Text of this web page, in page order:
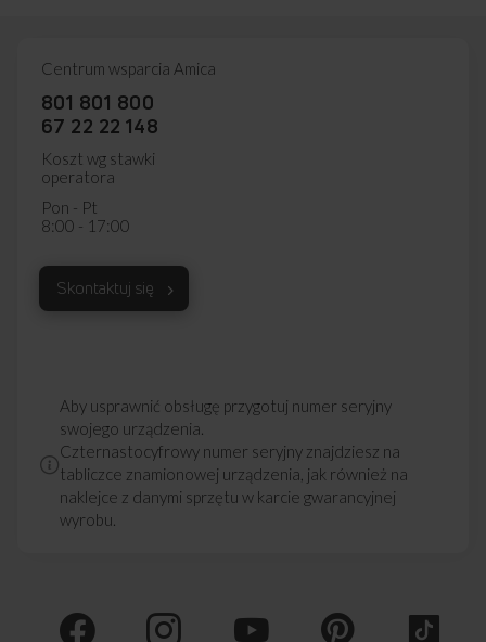
Centrum wsparcia Amica
801 801 800
67 22 22 148
Koszt wg stawki
operatora
Pon - Pt
8:00 - 17:00
Skontaktuj się
Aby usprawnić obsługę przygotuj numer seryjny
swojego urządzenia.
Czternastocyfrowy numer seryjny znajdziesz na
tabliczce znamionowej urządzenia, jak również na
naklejce z danymi sprzętu w karcie gwarancyjnej
wyrobu.